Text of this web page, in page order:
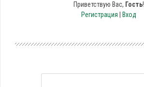
Приветствую Вас, Гость!
Регистрация
Вход